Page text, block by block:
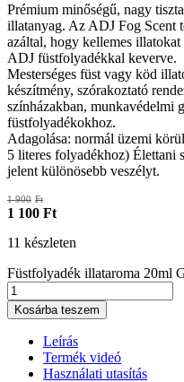
Prémium minőségű, nagy
illatanyag. Az ADJ Fog Scent
azáltal, hogy kellemes
ADJ füstfolyadékkal keverve.
Mesterséges füst vagy köd
készítmény, szórakoztató
színházakban, munkavédelmi
füstfolyadékokhoz.
Adagolása: normál üzemi
5 literes folyadékhoz) Élettani
jelent különösebb veszélyt.
1 900 Ft
1 100 Ft
11 készleten
Füstfolyadék illataroma 20ml
Kosárba teszem
Leírás
Termék videó
Használati utasítás